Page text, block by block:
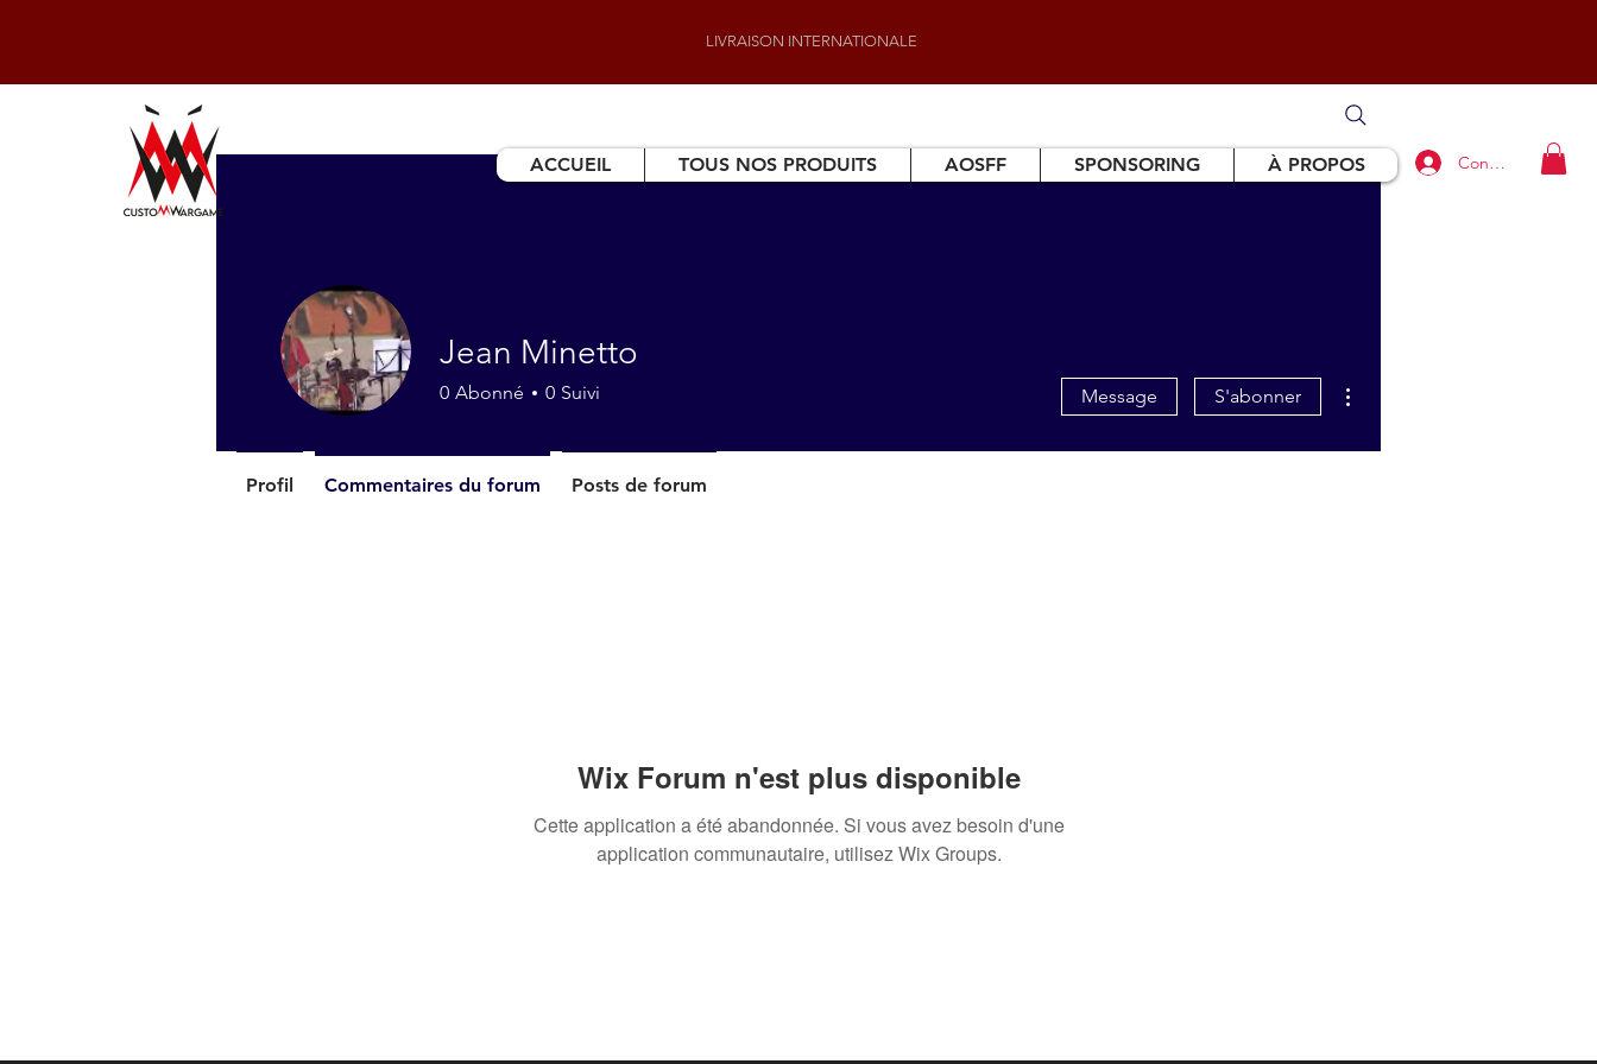
ACCUEIL TOUS NOS PRODUITS AOSFF SPONSORING À PROPOS Connexion
LIVRAISON INTERNATIONALE
Wix Forum n'est plus disponible
Cette application a été abandonnée. Si vous avez besoin d'une
application communautaire, utilisez Wix Groups.
Jean Minetto
0 Abonné 0 Suivi Message S'abonner
Profil Commentaires du forum Posts de forum